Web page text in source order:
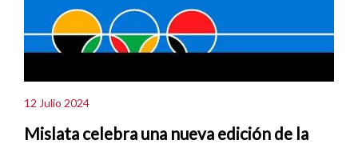
12 Julio 2024
Mislata celebra una nueva edición de la